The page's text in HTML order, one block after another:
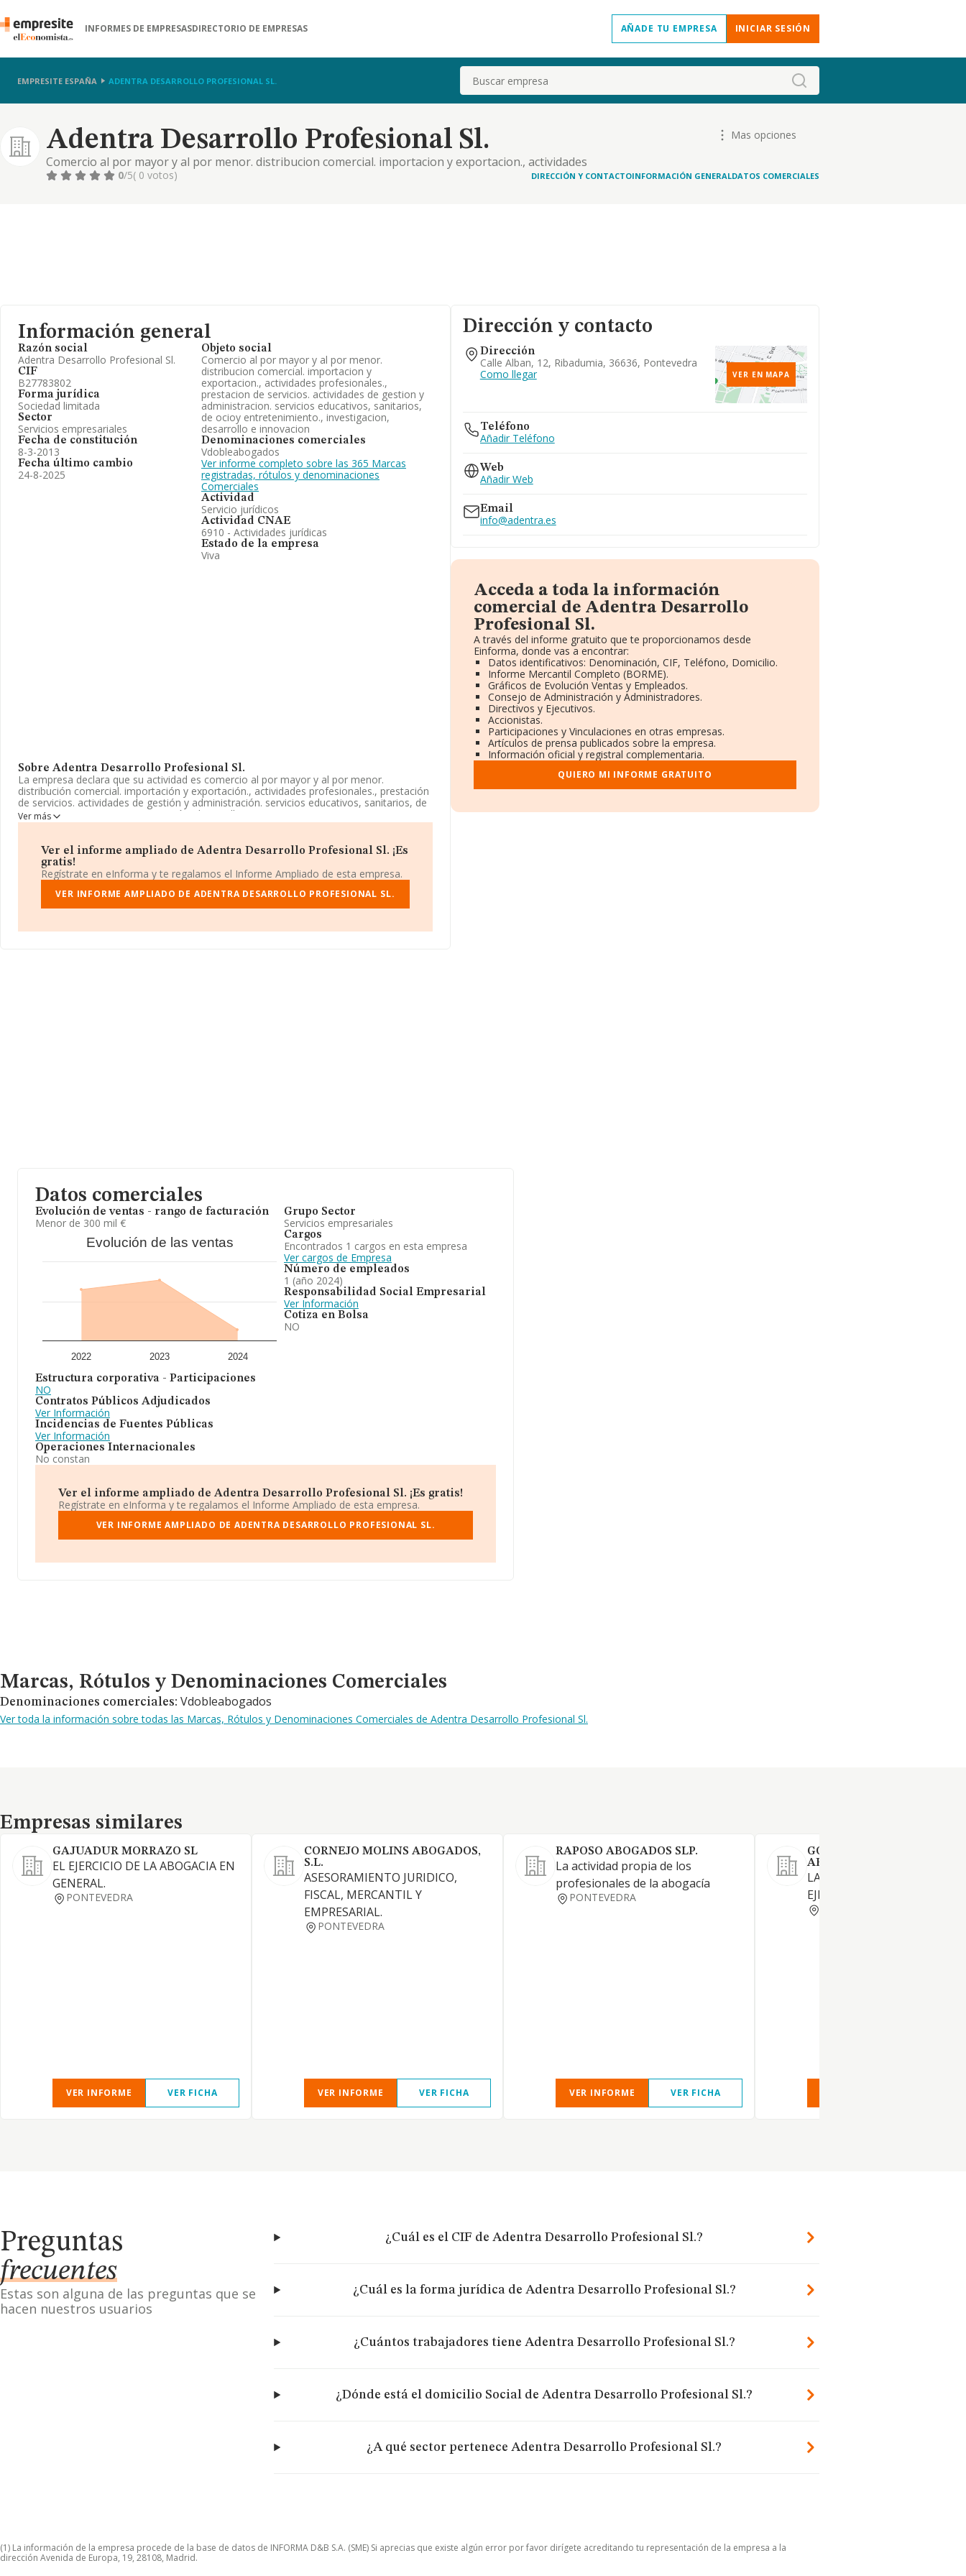
INFORMES DE EMPRESASDIRECTORIO DE EMPRESAS AÑADE TU EMPRESA INICIAR SESIÓN
EMPRESITE ESPAÑA ADENTRA DESARROLLO PROFESIONAL SL. Buscar
Adentra Desarrollo Profesional Sl.
Comercio al por mayor y al por menor. distribucion comercial. importacion y exportacion., actividades
profesionales., prestacion de servicios. actividades de gestion y administracion. servicios educativos,
Mas opciones
0/5( 0 votos) DIRECCIÓN Y CONTACTOINFORMACIÓN GENERALDATOS COMERCIALES
Información general
Razón social
Adentra Desarrollo Profesional Sl.
CIF
B27783802
Forma jurídica
Sociedad limitada
Sector
Servicios empresariales
Fecha de constitución
8-3-2013
Fecha último cambio
24-8-2025
Objeto social
Comercio al por mayor y al por menor.
distribucion comercial. importacion y
exportacion., actividades profesionales.,
prestacion de servicios. actividades de gestion y
administracion. servicios educativos, sanitarios,
de ocioy entretenimiento., investigacion,
desarrollo e innovacion
Denominaciones comerciales
Vdobleabogados
Ver informe completo sobre las 365 Marcas
registradas, rótulos y denominaciones
Comerciales
Actividad
Servicio jurídicos
Actividad CNAE
6910 - Actividades jurídicas
Estado de la empresa
Viva
Sobre Adentra Desarrollo Profesional Sl.
La empresa declara que su actividad es comercio al por mayor y al por menor.
distribución comercial. importación y exportación., actividades profesionales., prestación
de servicios. actividades de gestión y administración. servicios educativos, sanitarios, de
ocioy entretenimiento., investigación, desarrollo e innovacion. La empresa es una
Sociedad Limitada. Clasifica su actividad CNAE como 'Actividades jurídicas', código 6910.
En el último año el número de empleados ha permanecido igual y teniendo en cuenta la
información disponible en INFORMA, ha dispuesto de un número de empleados por
debajo de la media de sector.
El correo electrónico esinfo@adentra.es.
La empresaAdentra Desarrollo Profesional S.L, CIF B27783802, está situada en
Ver más
Ver el informe ampliado de Adentra Desarrollo Profesional Sl. ¡Es
gratis!
Regístrate en eInforma y te regalamos el Informe Ampliado de esta empresa.
VER INFORME AMPLIADO DE ADENTRA DESARROLLO PROFESIONAL SL.
Dirección y contacto
Dirección
Calle Alban, 12, Ribadumia, 36636, Pontevedra
Como llegar
VER EN MAPA
Teléfono
Añadir Teléfono
Web
Añadir Web
Email
info@adentra.es
Acceda a toda la información
comercial de Adentra Desarrollo
Profesional Sl.
A través del informe gratuito que te proporcionamos desde
Einforma, donde vas a encontrar:
Datos identificativos: Denominación, CIF, Teléfono, Domicilio.
Informe Mercantil Completo (BORME).
Gráficos de Evolución Ventas y Empleados.
Consejo de Administración y Administradores.
Directivos y Ejecutivos.
Accionistas.
Participaciones y Vinculaciones en otras empresas.
Artículos de prensa publicados sobre la empresa.
Información oficial y registral complementaria.
QUIERO MI INFORME GRATUITO
Datos comerciales
Evolución de ventas - rango de facturación
Menor de 300 mil €
Evolución de las ventas
2022 2023 2024
Estructura corporativa - Participaciones
NO
Contratos Públicos Adjudicados
Ver Información
Incidencias de Fuentes Públicas
Ver Información
Operaciones Internacionales
No constan
Grupo Sector
Servicios empresariales
Cargos
Encontrados 1 cargos en esta empresa
Ver cargos de Empresa
Número de empleados
1 (año 2024)
Responsabilidad Social Empresarial
Ver Información
Cotiza en Bolsa
NO
Ver el informe ampliado de Adentra Desarrollo Profesional Sl. ¡Es gratis!
Regístrate en eInforma y te regalamos el Informe Ampliado de esta empresa.
VER INFORME AMPLIADO DE ADENTRA DESARROLLO PROFESIONAL SL.
Marcas, Rótulos y Denominaciones Comerciales
Marcas, Rótulos y Denominaciones Comerciales
Denominaciones comerciales: Vdobleabogados
Ver toda la información sobre todas las Marcas, Rótulos y Denominaciones Comerciales de Adentra Desarrollo Profesional Sl.
Empresas similares
Empresas similares
GAJUADUR MORRAZO SL
EL EJERCICIO DE LA ABOGACIA EN
GENERAL.
PONTEVEDRA
VER INFORME VER FICHA
CORNEJO MOLINS ABOGADOS,
S.L.
ASESORAMIENTO JURIDICO,
FISCAL, MERCANTIL Y
EMPRESARIAL.
PONTEVEDRA
VER INFORME VER FICHA
RAPOSO ABOGADOS SLP.
La actividad propia de los
profesionales de la abogacía
PONTEVEDRA
VER INFORME VER FICHA
GONZALEZ-LAGO &
ABOGADOS SL
LA ACTIVIDAD PROPIA DEL
EJERCICIO DE LA ABOGACIA.
Preguntas
frecuentes
Estas son alguna de las preguntas que se
hacen nuestros usuarios
¿Cuál es el CIF de Adentra Desarrollo Profesional Sl.?
¿Cuál es la forma jurídica de Adentra Desarrollo Profesional Sl.?
¿Cuántos trabajadores tiene Adentra Desarrollo Profesional Sl.?
¿Dónde está el domicilio Social de Adentra Desarrollo Profesional Sl.?
¿A qué sector pertenece Adentra Desarrollo Profesional Sl.?
(1) La información de la empresa procede de la base de datos de INFORMA D&B S.A. (SME) Si aprecias que existe algún error por favor dirígete acreditando tu representación de la empresa a la
dirección Avenida de Europa, 19, 28108, Madrid.